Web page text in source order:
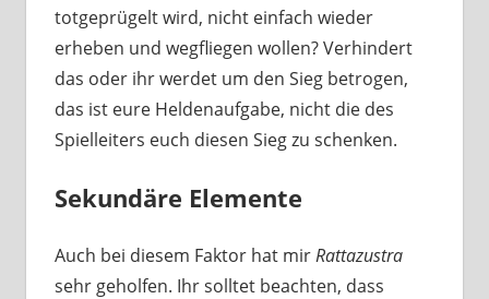
totgeprügelt wird, nicht einfach wieder
erheben und wegfliegen wollen? Verhindert
das oder ihr werdet um den Sieg betrogen,
das ist eure Heldenaufgabe, nicht die des
Spielleiters euch diesen Sieg zu schenken.
Sekundäre Elemente
Auch bei diesem Faktor hat mirRattazustra
sehr geholfen. Ihr solltet beachten, dass